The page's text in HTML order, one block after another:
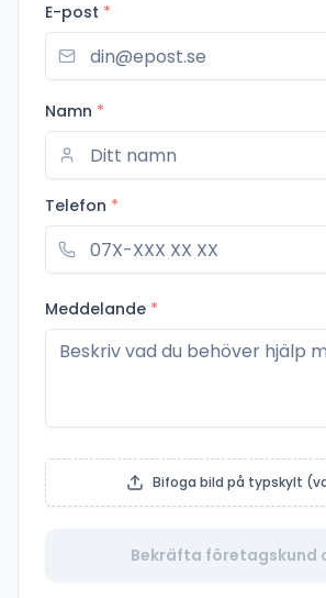
E-post *
Namn *
Telefon *
Meddelande *
Bifoga bild på typskylt
Bekräfta företagskund